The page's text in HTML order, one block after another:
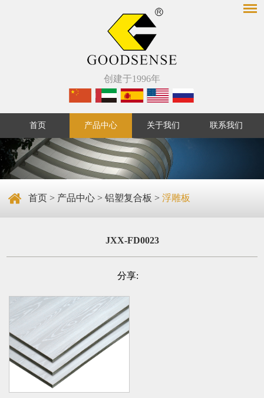
创建于1996年
首页 产品中心 关于我们 联系我们
首页 > 产品中心 >铝塑复合板 >浮雕板
JXX-FD0023
分享: